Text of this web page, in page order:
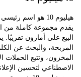
كاملة من
على أمازون تقريبًا. يمكن
والبحث عن الكلمات
وتتبع الحملات
لتحسين الإعلانات